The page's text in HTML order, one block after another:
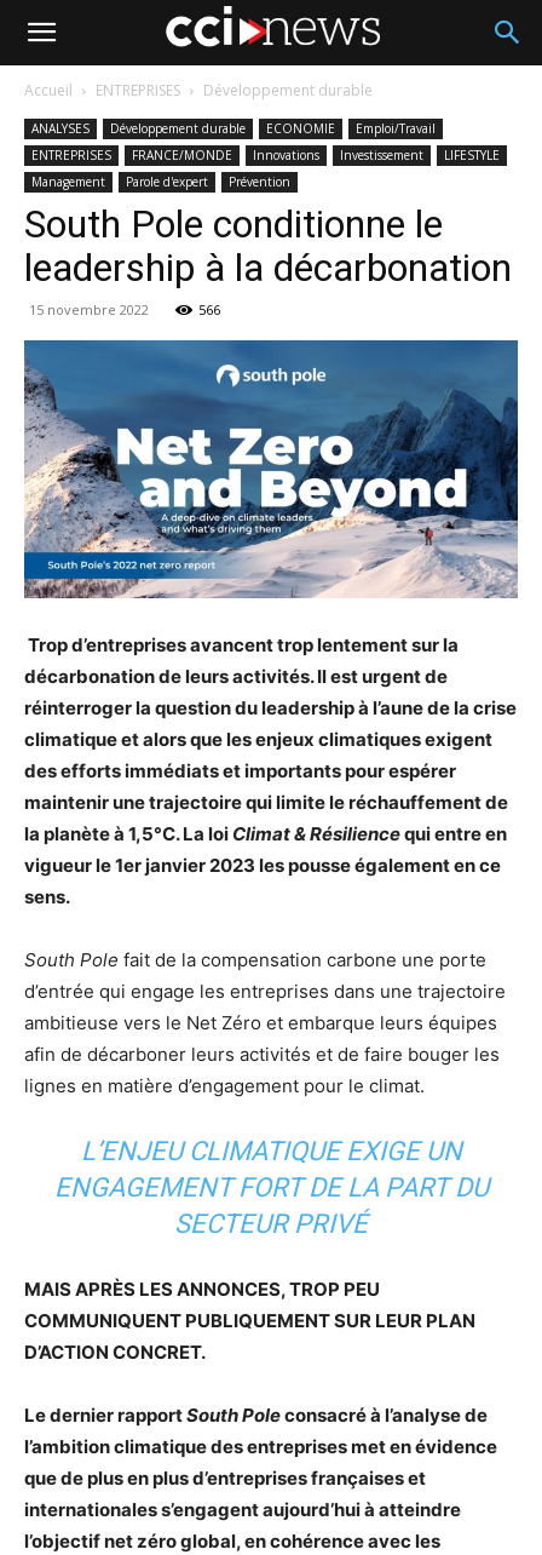
Accueil ENTREPRISES Développement durable
ANALYSES Développement durable ECONOMIE
Emploi/Travail
ENTREPRISES
FRANCE/MONDE Innovations Investissement
LIFESTYLE
Management
Parole d'expert Prévention
South Pole conditionne le
leadership à la décarbonation
15 novembre 2022 566
Trop d’entreprises avancent trop lentement sur la
décarbonation de leurs activités. Il est urgent de
réinterroger la question du leadership à l’aune de la crise
climatique et alors que les enjeux climatiques exigent
des efforts immédiats et importants pour espérer
maintenir une trajectoire qui limite le réchauffement de
la planète à 1,5°C. La loi Climat & Résiliencequi entre en
vigueur le 1er janvier 2023 les pousse également en ce
sens.
South Pole fait de la compensation carbone une porte
d’entrée qui engage les entreprises dans une trajectoire
ambitieuse vers le Net Zéro et embarque leurs équipes
afin de décarboner leurs activités et de faire bouger les
lignes en matière d’engagement pour le climat.
L’ENJEU CLIMATIQUE EXIGE UN
ENGAGEMENT FORT DE LA PART DU
SECTEUR PRIVÉ
MAIS APRÈS LES ANNONCES, TROP PEU
COMMUNIQUENT PUBLIQUEMENT SUR LEUR PLAN
D’ACTION CONCRET.
Le dernier rapportSouth Poleconsacré à l’analyse de
l’ambition climatique des entreprises met en évidence
que de plus en plus d’entreprises françaises et
internationales s’engagent aujourd’hui à atteindre
l’objectif net zéro global, en cohérence avec les